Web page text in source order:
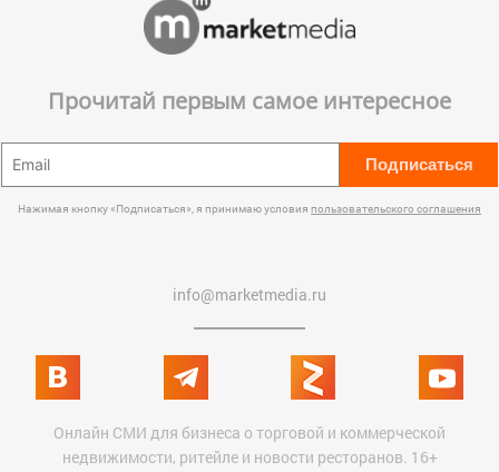
Прочитай первым самое интересное
Подписаться
Нажимая кнопку «Подписаться», я принимаю условия пользовательского соглашения
info@marketmedia.ru
Онлайн СМИ для бизнеса о торговой и коммерческой
недвижимости, ритейле и новости ресторанов. 16+